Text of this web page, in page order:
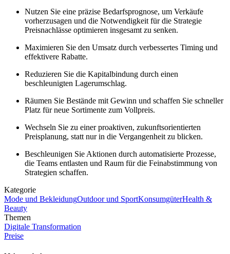
Nutzen Sie eine präzise Bedarfsprognose, um Verkäufe
vorherzusagen und die Notwendigkeit für die Strategie
Preisnachlässe optimieren insgesamt zu senken.
Maximieren Sie den Umsatz durch verbessertes Timing und
effektivere Rabatte.
Reduzieren Sie die Kapitalbindung durch einen
beschleunigten Lagerumschlag.
Räumen Sie Bestände mit Gewinn und schaffen Sie schneller
Platz für neue Sortimente zum Vollpreis.
Wechseln Sie zu einer proaktiven, zukunftsorientierten
Preisplanung, statt nur in die Vergangenheit zu blicken.
Beschleunigen Sie Aktionen durch automatisierte Prozesse,
die Teams entlasten und Raum für die Feinabstimmung von
Strategien schaffen.
Kategorie
Mode und BekleidungOutdoor und SportKonsumgüterHealth &
Beauty
Themen
Digitale Transformation
Preise